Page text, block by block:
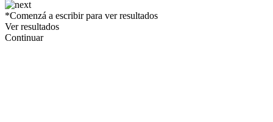
*Comenzá a escribir para ver resultados
Ver resultados
Continuar